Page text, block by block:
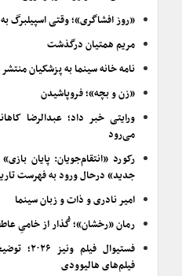
«روز افشاگری»؛ وقتی اسپیلبرگ
مریم همتیان درگذشت
نامه خانه سینما به پزشکیان
«زن و بچه»؛ فروپاشیدن
ورایتی خبر داد؛ عبدالرضا
می‌رود
رکورد «انتقام‌جویان: پایان
جدید» درحال ورود به فهرست
امیر نادری و ذات و زبان سینما
رمان «رخشان»؛ گُذار از خامیِ
فستیوال
فیلم‌های هالیوودی